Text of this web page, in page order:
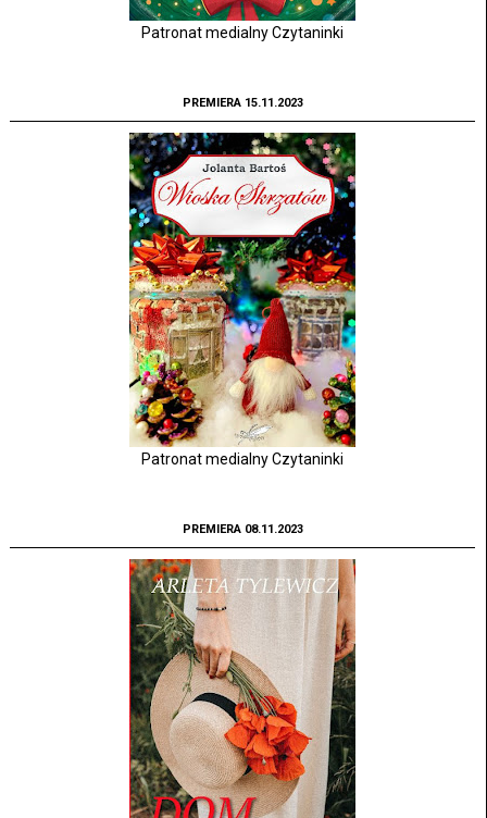
Patronat medialny Czytaninki
PREMIERA 15.11.2023
Patronat medialny Czytaninki
PREMIERA 08.11.2023